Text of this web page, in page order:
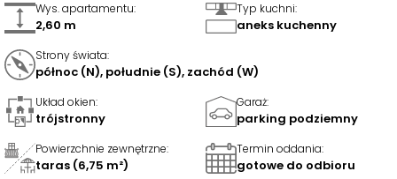
Wys. apartamentu:
2,60 m
Typ kuchni:
aneks kuchenny
Strony świata:
północ (N), południe (S), zachód (W)
Układ okien:
trójstronny
Garaż:
parking podziemny
Powierzchnie zewnętrzne:
taras (6,75 m²)
Termin oddania:
gotowe do odbioru